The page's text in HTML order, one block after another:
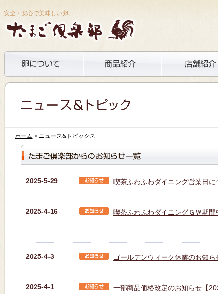
安全・安心で美味しい卵。
ホーム > ニュース&トピックス
2025-5-29 喫茶ふわふわダイニング営業日
2025-4-16 喫茶ふわふわダイニングＧＷ期
2025-4-3 ゴールデンウィーク休業のお知
2025-4-1 一部商品価格改定のお知らせ【